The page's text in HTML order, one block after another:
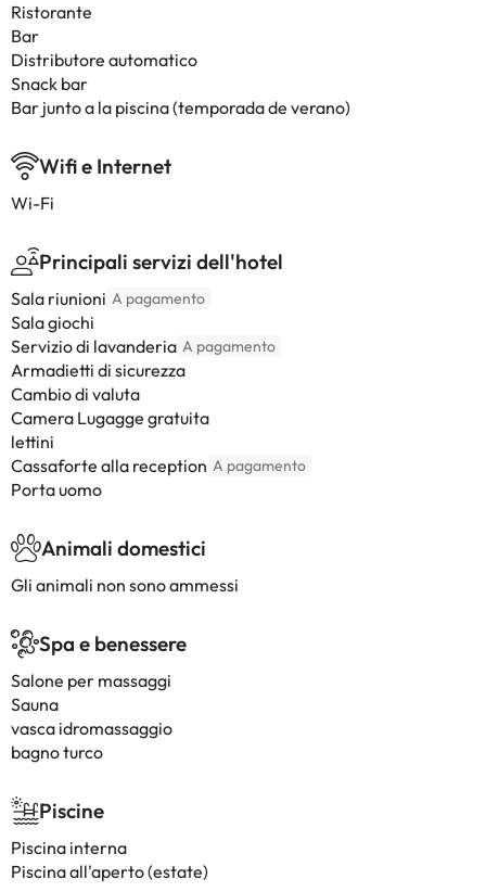
Ristorante
Bar
Distributore automatico
Snack bar
Bar junto a la piscina (temporada de verano)
Wifi e Internet
Wi-Fi
Principali servizi dell'hotel
Sala riunioni A pagamento
Sala giochi
Servizio di lavanderia A pagamento
Armadietti di sicurezza
Cambio di valuta
Camera Lugagge gratuita
lettini
Cassaforte alla reception A pagamento
Porta uomo
Animali domestici
Gli animali non sono ammessi
Spa e benessere
Salone per massaggi
Sauna
vasca idromassaggio
bagno turco
Piscine
Piscina interna
Piscina all'aperto (estate)